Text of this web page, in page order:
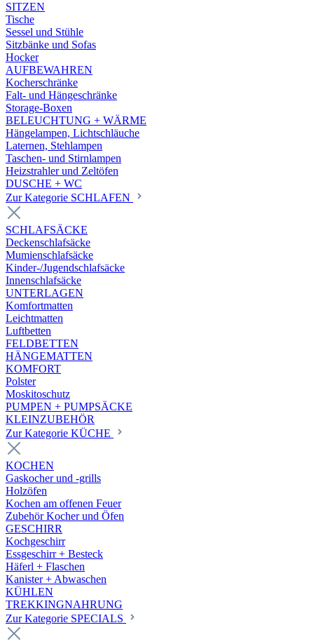
SITZEN
Tische
Sessel und Stühle
Sitzbänke und Sofas
Hocker
AUFBEWAHREN
Kocherschränke
Falt- und Hängeschränke
Storage-Boxen
BELEUCHTUNG + WÄRME
Hängelampen, Lichtschläuche
Laternen, Stehlampen
Taschen- und Stirnlampen
Heizstrahler und Zeltöfen
DUSCHE + WC
Zur Kategorie SCHLAFEN
SCHLAFSÄCKE
Deckenschlafsäcke
Mumienschlafsäcke
Kinder-/Jugendschlafsäcke
Innenschlafsäcke
UNTERLAGEN
Komfortmatten
Leichtmatten
Luftbetten
FELDBETTEN
HÄNGEMATTEN
KOMFORT
Polster
Moskitoschutz
PUMPEN + PUMPSÄCKE
KLEINZUBEHÖR
Zur Kategorie KÜCHE
KOCHEN
Gaskocher und -grills
Holzöfen
Kochen am offenen Feuer
Zubehör Kocher und Öfen
GESCHIRR
Kochgeschirr
Essgeschirr + Besteck
Häferl + Flaschen
Kanister + Abwaschen
KÜHLEN
TREKKINGNAHRUNG
Zur Kategorie SPECIALS